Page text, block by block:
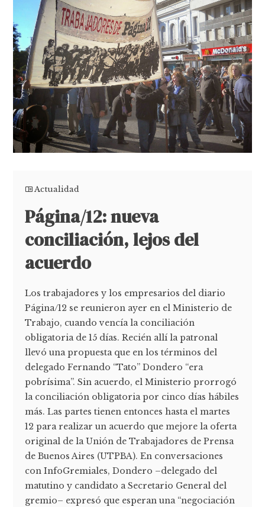
Actualidad
Página/12: nueva
conciliación, lejos del
acuerdo
Los trabajadores y los empresarios del diario
Página/12 se reunieron ayer en el Ministerio de
Trabajo, cuando vencía la conciliación
obligatoria de 15 días. Recién allí la patronal
llevó una propuesta que en los términos del
delegado Fernando “Tato” Dondero “era
pobrísima”. Sin acuerdo, el Ministerio prorrogó
la conciliación obligatoria por cinco días hábiles
más. Las partes tienen entonces hasta el martes
12 para realizar un acuerdo que mejore la oferta
original de la Unión de Trabajadores de Prensa
de Buenos Aires (UTPBA). En conversaciones
con InfoGremiales, Dondero –delegado del
matutino y candidato a Secretario General del
gremio– expresó que esperan una “negociación